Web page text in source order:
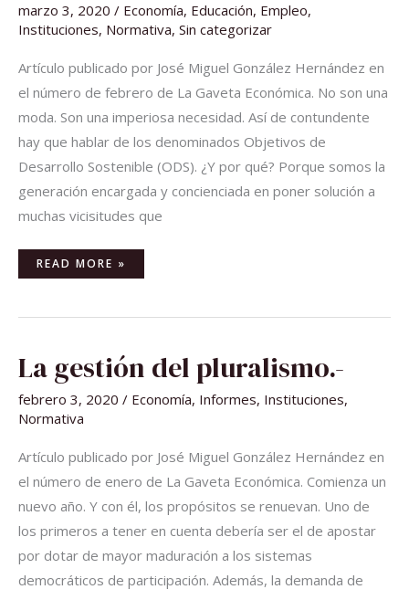
marzo 3, 2020 / Economía, Educación, Empleo,
Instituciones, Normativa, Sin categorizar
Artículo publicado por José Miguel González Hernández en
el número de febrero de La Gaveta Económica. No son una
moda. Son una imperiosa necesidad. Así de contundente
hay que hablar de los denominados Objetivos de
Desarrollo Sostenible (ODS). ¿Y por qué? Porque somos la
generación encargada y concienciada en poner solución a
muchas vicisitudes que
READ MORE »
La gestión del pluralismo.-
febrero 3, 2020 / Economía, Informes, Instituciones,
Normativa
Artículo publicado por José Miguel González Hernández en
el número de enero de La Gaveta Económica. Comienza un
nuevo año. Y con él, los propósitos se renuevan. Uno de
los primeros a tener en cuenta debería ser el de apostar
por dotar de mayor maduración a los sistemas
democráticos de participación. Además, la demanda de
GESTIÓN
DEL
PLURALISMO.-